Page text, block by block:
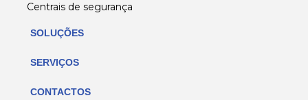
Centrais de segurança
SOLUÇÕES
SERVIÇOS
CONTACTOS